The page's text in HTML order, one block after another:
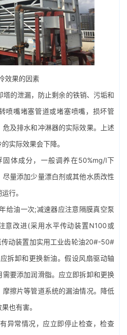
效果的因素
的泄漏，防止剩余的铁销、污垢和
喷嘴堵塞管道或堵塞喷嘴，损坏管
及排水和冲淋器的实际效果。上述
实际效果会下降。
体成分，一般调养在50%mg/l下
量添加少量漂白剂或其他水质改性
行。
油一次;减速器应注意隔膜真空泵
意改进(采用水平传动装置N100或
动装置加实用工业齿轮油20#-50#
拆卸和更换新油。假设风扇驱动轴
要添加润滑脂。应立即拆卸和更换
擦片等管道系统的漏油情况。降低
也有害。
常情况，应立即停止检查，检查